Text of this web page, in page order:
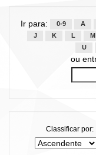
Ir para: 0-9 A
J
K L M
U
ou
Classificar por: